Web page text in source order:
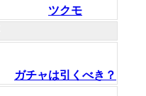
ツクモ
ガチャは引くべき？